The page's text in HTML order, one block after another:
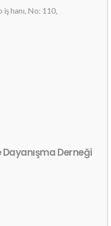
hanı, No: 110,
Derneği